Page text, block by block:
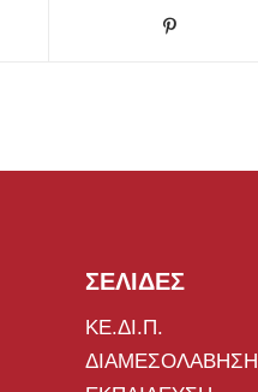
ΣΕΛΙΔΕΣ
ΚΕ.ΔΙ.Π.
ΔΙΑΜΕΣΟΛΑΒΗΣΗ